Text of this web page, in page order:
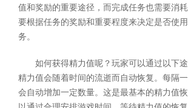
值和奖励的重要途径，而完成任务也需要消
要根据任务的奖励和重要程度来决定是否使
务。
如何获得精力值呢？玩家可以通过以下途
精力值会随着时间的流逝而自动恢复。每隔
会自动增加一定数量。这是最基本的精力值